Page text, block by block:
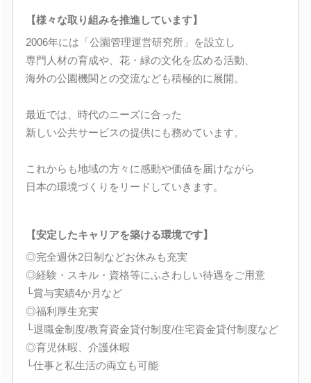
【様々な取り組みを推進しています】
2006年には「公園管理運営研究所」を設立し
専門人材の育成や、花・緑の文化を広める活動、
海外の公園機関との交流なども積極的に展開。
最近では、時代のニーズに合った
新しい公共サービスの提供にも務めています。
これからも地域の方々に感動や価値を届けながら
日本の環境づくりをリードしていきます。
【安定したキャリアを築ける環境です】
◎完全週休2日制などお休みも充実
◎経験・スキル・資格等にふさわしい待遇をご用意
└賞与実績4か月など
◎福利厚生充実
└退職金制度/教育資金貸付制度/住宅資金貸付制度など
◎育児休暇、介護休暇
└仕事と私生活の両立も可能